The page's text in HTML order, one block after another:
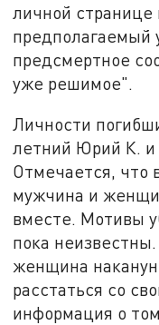
личной странице
предполагаемый
предсмертное
уже решимое".
Личности
летний Юрий К. и
Отмечается, что
мужчина и
вместе. Мотивы
пока
женщина
расстаться со
информация о